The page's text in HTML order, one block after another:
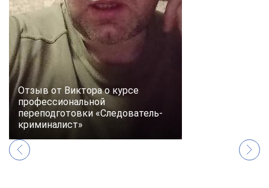
Отзыв от Виктора о курсе
профессиональной
переподготовки «Следователь-
криминалист»
Свяжитесь с нами через любой удобный мессенджер!
Telegram
Vkontakte
Max